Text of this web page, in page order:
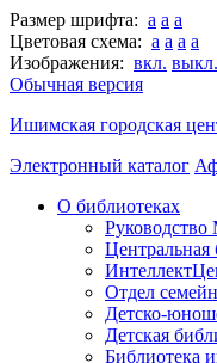
Размер шрифта: a a a
Цветовая схема: a a a a
Изображения: вкл. выкл.
Обычная версия
Ишимская городская
Электронный каталог
О библиотеках
Центральная
Отдел
Детско-
Детская
Библиотека